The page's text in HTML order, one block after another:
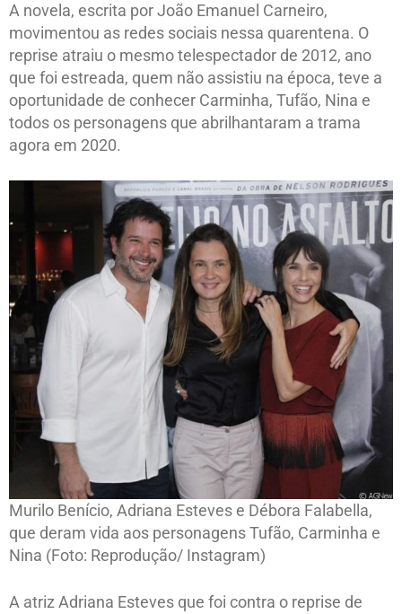
A novela, escrita por João Emanuel Carneiro,
movimentou as redes sociais nessa quarentena. O
reprise atraiu o mesmo telespectador de 2012, ano
que foi estreada, quem não assistiu na época, teve a
oportunidade de conhecer Carminha, Tufão, Nina e
todos os personagens que abrilhantaram a trama
agora em 2020.
Murilo Benício, Adriana Esteves e Débora Falabella,
que deram vida aos personagens Tufão, Carminha e
Nina (Foto: Reprodução/ Instagram)
A atriz Adriana Esteves que foi contra o reprise de